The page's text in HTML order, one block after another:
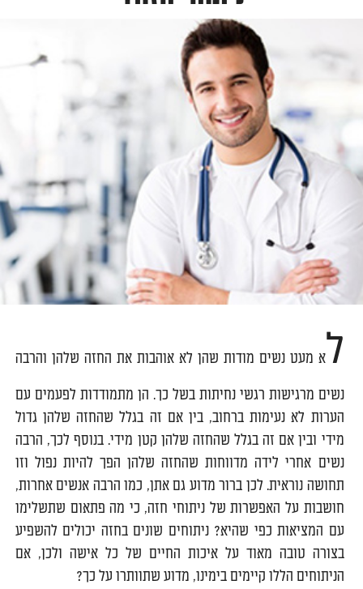
לא מעט נשים מודות שהן לא אוהבות את החזה שלהן והרבה
נשים מרגישות רגשי נחיתות בשל כך. הן מתמודדות לפעמים עם
הערות לא נעימות ברחוב, בין אם זה בגלל שהחזה שלהן גדול
מידי ובין אם זה בגלל שהחזה שלהן קטן מידי. בנוסף לכך, הרבה
נשים אחרי לידה מדווחות שהחזה שלהן הפך להיות נפול וזו
תחושה נוראית. לכן ברור מדוע גם אתן, כמו הרבה אנשים אחרות,
חושבות על האפשרות של ניתוחי חזה, כי מה פתאום שתשלימו
עם המציאות כפי שהיא? ניתוחים שונים בחזה יכולים להשפיע
בצורה טובה מאוד על איכות החיים של כל אישה ולכן, אם
הניתוחים הללו קיימים בימינו, מדוע שתוותרו על כך?